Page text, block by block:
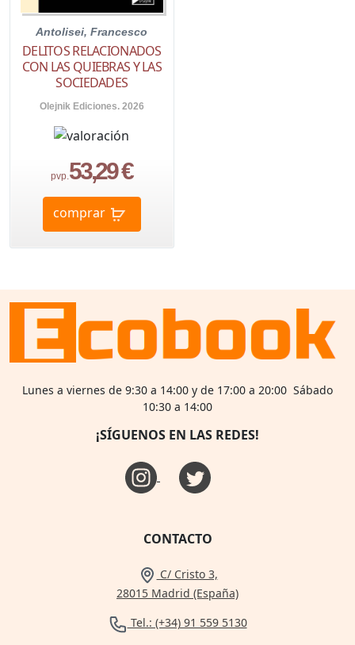
Antolisei, Francesco
DELITOS RELACIONADOS
CON LAS QUIEBRAS Y LAS
SOCIEDADES
Olejnik Ediciones. 2026
pvp.53,29 €
comprar
Lunes a viernes de 9:30 a 14:00 y de 17:00 a 20:00 Sábado
10:30 a 14:00
¡SÍGUENOS EN LAS REDES!
CONTACTO
C/ Cristo 3,
28015 Madrid (España)
Tel.: (+34) 91 559 5130